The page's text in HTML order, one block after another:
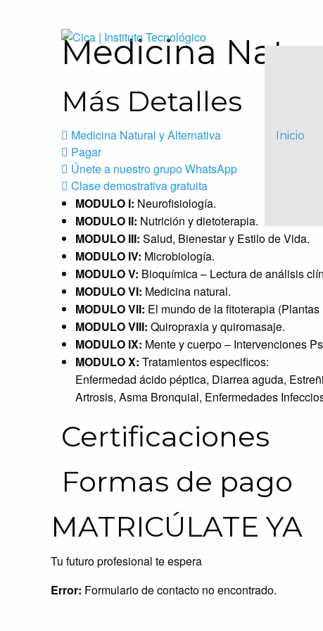
Inicio
Medicina
Más Detalles
Medicina Natural y Alternativa
Pagar
Únete a nuestro grupo WhatsApp
Clase demostrativa gratuita
MODULO I: Neurofisiología.
MODULO II: Nutrición y dietoterapia.
MODULO III: Salud, Bienestar y Estilo de Vida.
MODULO IV: Microbiología.
MODULO V: Bioquímica – Lectura de análisis
MODULO VI: Medicina natural.
MODULO VII: El mundo de la fitoterapia
MODULO VIII: Quiropraxia y quiromasaje.
MODULO IX: Mente y cuerpo – Intervenciones
MODULO X: Tratamientos especificos:
Enfermedad ácido péptica, Diarrea aguda,
Artrosis, Asma Bronquial, Enfermedades
Certificaciones
Formas de pago
MATRICÚLATE YA
Tu futuro profesional te espera
Error: Formulario de contacto no encontrado.